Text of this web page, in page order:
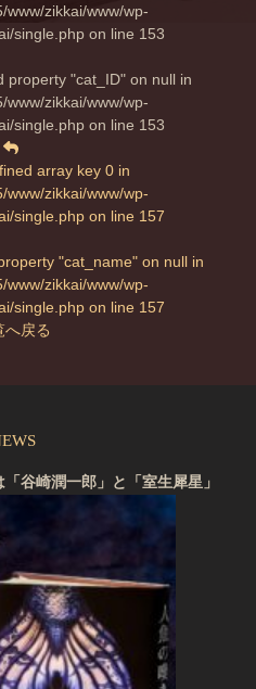
zikkai/www/wp-
single.php on line 153
property "cat_ID" on null in
zikkai/www/wp-
single.php on line 153
array key 0 in
zikkai/www/wp-
single.php on line 157
"cat_name" on null in
zikkai/www/wp-
single.php on line 157
へ戻る
谷崎潤一郎」と「室生犀星」